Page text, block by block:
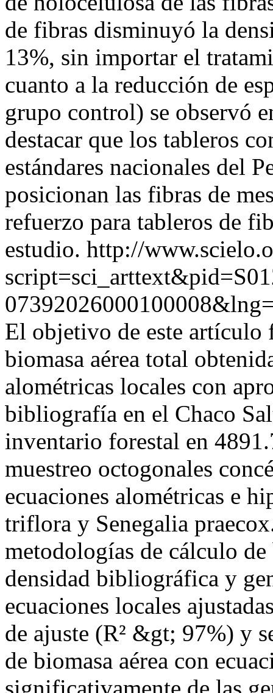
de fibras disminuyó la
13%, sin importar el
cuanto a la reducción de
grupo control) se observó
destacar que los tableros
estándares nacionales del
posicionan las fibras de
refuerzo para tableros de
estudio. http://
El objetivo de este artículo
biomasa aérea total
alométricas locales con
bibliografía en el Chaco
inventario forestal en
muestreo octogonales
ecuaciones alométricas e
triflora y Senegalia
metodologías de cálculo
densidad bibliográfica y
ecuaciones locales
de ajuste (R² &gt; 97%) y
de biomasa aérea con